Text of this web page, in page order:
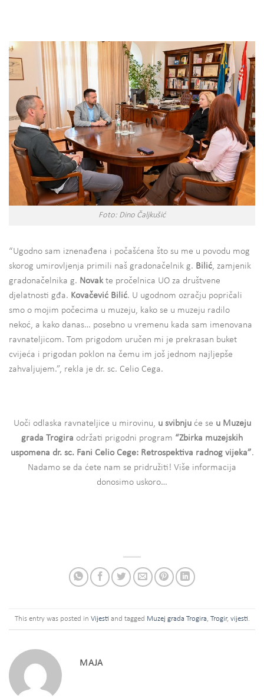
Foto: Dino Čaljkušić
“Ugodno sam iznenađena i počašćena što su me u povodu mog
skorog umirovljenja primili naš gradonačelnik g. Bilić, zamjenik
gradonačelnika g. Novakte pročelnica UO za društvene
djelatnosti gđa. Kovačević Bilić. U ugodnom ozračju popričali
smo o mojim počecima u muzeju, kako se u muzeju radilo
nekoć, a kako danas… posebno u vremenu kada sam imenovana
ravnateljicom. Tom prigodom uručen mi je prekrasan buket
cvijeća i prigodan poklon na čemu im još jednom najljepše
zahvaljujem.”, rekla je dr. sc. Celio Cega.
Uoči odlaska ravnateljice u mirovinu, u svibnju će se u Muzeju
grada Trogira održati prigodni program “Zbirka muzejskih
uspomena dr. sc. Fani Celio Cege: Retrospektiva radnog vijeka”.
Nadamo se da ćete nam se pridružiti! Više informacija
donosimo uskoro…
This entry was posted in Vijesti and tagged Muzej grada Trogira, Trogir, vijesti.
MAJA